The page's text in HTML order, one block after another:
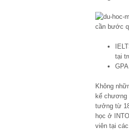
cần bước
tại
Không
kế chương
tưởng từ
học ở
viên tại